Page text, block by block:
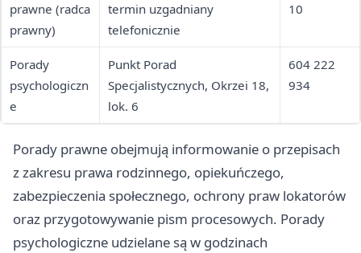
prawne (radca
prawny)
termin uzgadniany
telefonicznie
10
Porady
psychologiczn
e
Punkt Porad
Specjalistycznych, Okrzei 18,
lok. 6
604 222
934
Porady prawne obejmują informowanie o przepisach
z zakresu prawa rodzinnego, opiekuńczego,
zabezpieczenia społecznego, ochrony praw lokatorów
oraz przygotowywanie pism procesowych. Porady
psychologiczne udzielane są w godzinach